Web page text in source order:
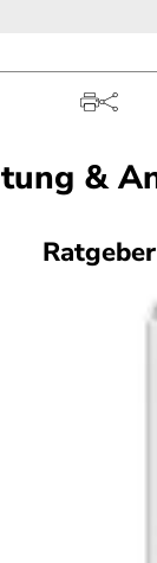
&
Ratgeber